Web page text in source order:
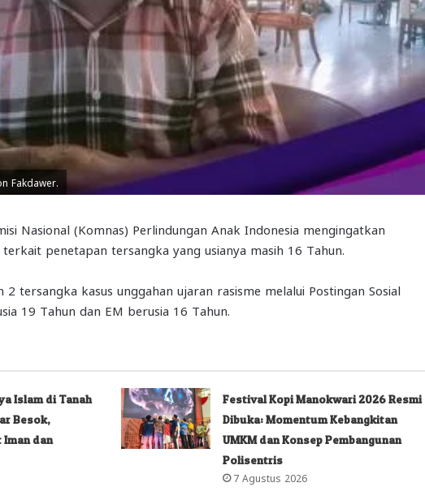
Fakdawer.
Nasional (Komnas) Perlindungan Anak Indonesia mengingatkan
penetapan tersangka yang usianya masih 16 Tahun.
tersangka kasus unggahan ujaran rasisme melalui Postingan Sosial
19 Tahun dan EM berusia 16 Tahun.
Islam di Tanah
Besok,
dan
Festival Kopi Manokwari 2026 Resmi
Dibuka: Momentum Kebangkitan
UMKM dan Konsep Pembangunan
Polisentris
7 Agustus 2026